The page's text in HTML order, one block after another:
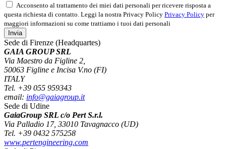
Acconsento al trattamento dei miei dati personali per ricevere risposta a
questa richiesta di contatto. Leggi la nostra Privacy Policy Privacy Policy per
maggiori informazioni su come trattiamo i tuoi dati personali
Sede di Firenze (Headquartes)
GAIA GROUP SRL
Via Maestro da Figline 2,
50063 Figline e Incisa V.no (FI)
ITALY
Tel. +39 055 959343
email: info@gaiagroup.it
Sede di Udine
GaiaGroup SRL c/o Pert S.r.l.
Via Palladio 17, 33010 Tavagnacco (UD)
Tel. +39 0432 575258
www.pertengineering.com